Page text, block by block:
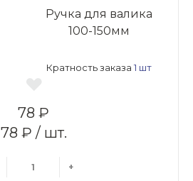
Ручка для валика
100-150мм
Кратность заказа 1 шт
78 ₽
78 ₽ / шт.
+